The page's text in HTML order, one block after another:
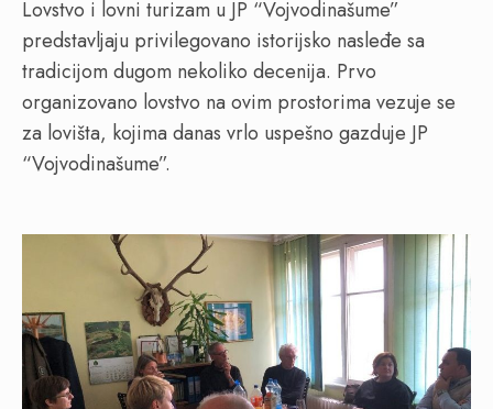
Lovstvo i lovni turizam u JP “Vojvodinašume”
predstavljaju privilegovano istorijsko nasleđe sa
tradicijom dugom nekoliko decenija. Prvo
organizovano lovstvo na ovim prostorima vezuje se
za lovišta, kojima danas vrlo uspešno gazduje JP
“Vojvodinašume”.